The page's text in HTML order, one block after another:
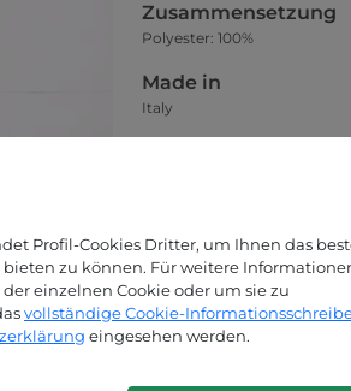
Profil-Cookies Dritter, um Ihnen das
zu können. Für weitere
einzelnen Cookie oder um sie zu
vollständige Cookie-
eingesehen werden.
Zusammensetzung
Polyester: 100%
Made in
Italy
Das Model auf dem
Größentabelle